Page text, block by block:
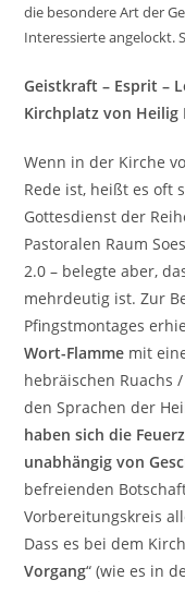
die besondere Art der
Interessierte angelockt.
Geistkraft – Esprit –
Kirchplatz von Heilig
Wenn in der Kirche
Rede ist, heißt es oft
Gottesdienst der
Pastoralen Raum
2.0 – belegte aber,
mehrdeutig ist. Zur
Pfingstmontages
Wort-Flamme mit
hebräischen Ruachs
den Sprachen der
haben sich die
unabhängig von
befreienden
Vorbereitungskreis
Dass es bei dem
Vorgang“ (wie es in